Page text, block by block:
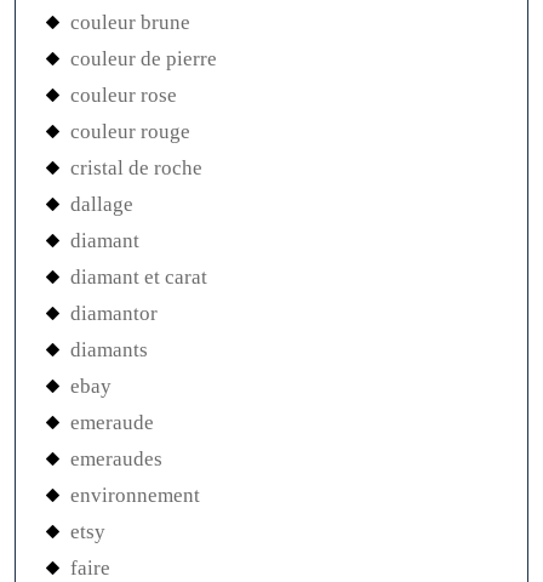
couleur brune
couleur de pierre
couleur rose
couleur rouge
cristal de roche
dallage
diamant
diamant et carat
diamantor
diamants
ebay
emeraude
emeraudes
environnement
etsy
faire